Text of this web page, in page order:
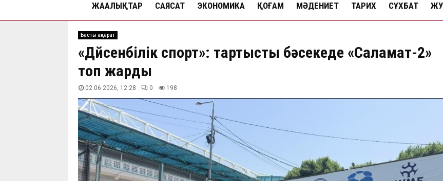
ЖАҢАЛЫҚТАР САЯСАТ ЭКОНОМИКА ҚОҒАМ МӘДЕНИЕТ ТАРИХ СҰХБАТ
Басты ақпарат
«Дүйсенбілік спорт»: тартысты бәсекеде «Саламат-2»
топ жарды
02.06.2026, 12:28 0 198